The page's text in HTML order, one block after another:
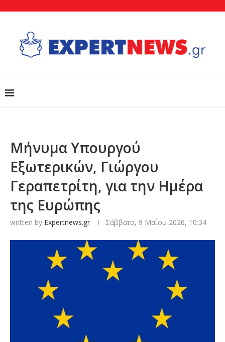
Μήνυμα Υπουργού
Εξωτερικών, Γιώργου
Γεραπετρίτη, για την Ημέρα
της Ευρώπης
written by Expertnews.gr Σάββατο, 9 Μαΐου 2026, 10:34